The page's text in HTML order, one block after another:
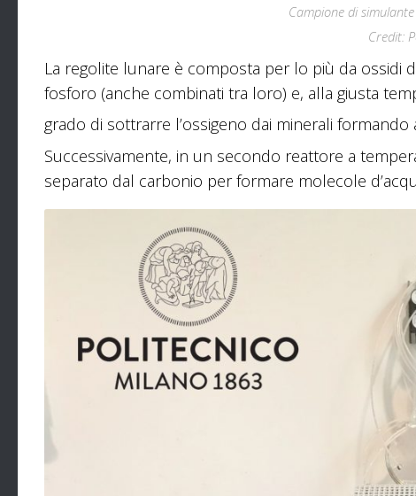
Campione di
Credit:
La regolite lunare è composta per lo più da ossidi
fosforo (anche combinati tra loro) e, alla giusta
grado di sottrarre l’ossigeno dai minerali formando
Successivamente, in un secondo reattore a
separato dal carbonio per formare molecole